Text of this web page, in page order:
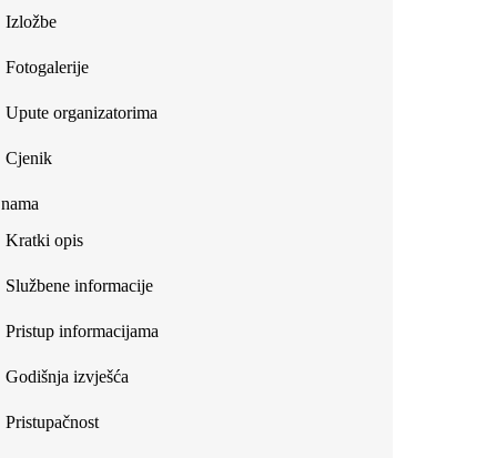
Izložbe
Fotogalerije
Upute organizatorima
Cjenik
Kratki opis
Službene informacije
Pristup informacijama
Godišnja izvješća
Pristupačnost